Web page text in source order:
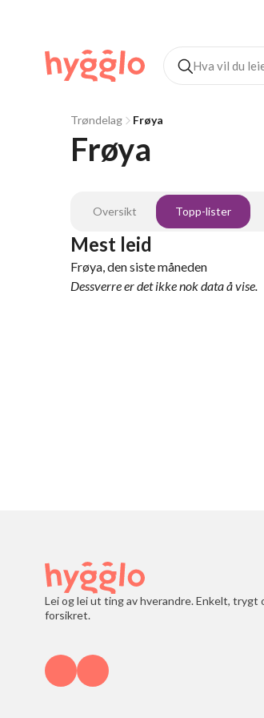
Trøndelag Frøya
Frøya
Oversikt Topp-lister
Mest leid
Frøya, den siste måneden
Dessverre er det ikke nok data å vise.
Lei og lei ut ting av hverandre. Enkelt, trygt
forsikret.